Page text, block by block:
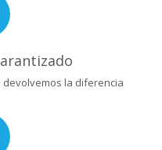
la diferencia